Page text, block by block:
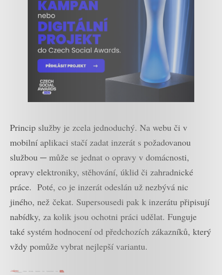
Princip služby je zcela jednoduchý. Na webu či v
mobilní aplikaci stačí zadat inzerát s požadovanou
službou ─ může se jednat o opravy v domácnosti,
opravy elektroniky, stěhování, úklid či zahradnické
práce. Poté, co je inzerát odeslán už nezbývá nic
jiného, než čekat. Supersousedi pak k inzerátu připisují
nabídky, za kolik jsou ochotni práci udělat. Funguje
také systém hodnocení od předchozích zákazníků, který
vždy pomůže vybrat nejlepší variantu.